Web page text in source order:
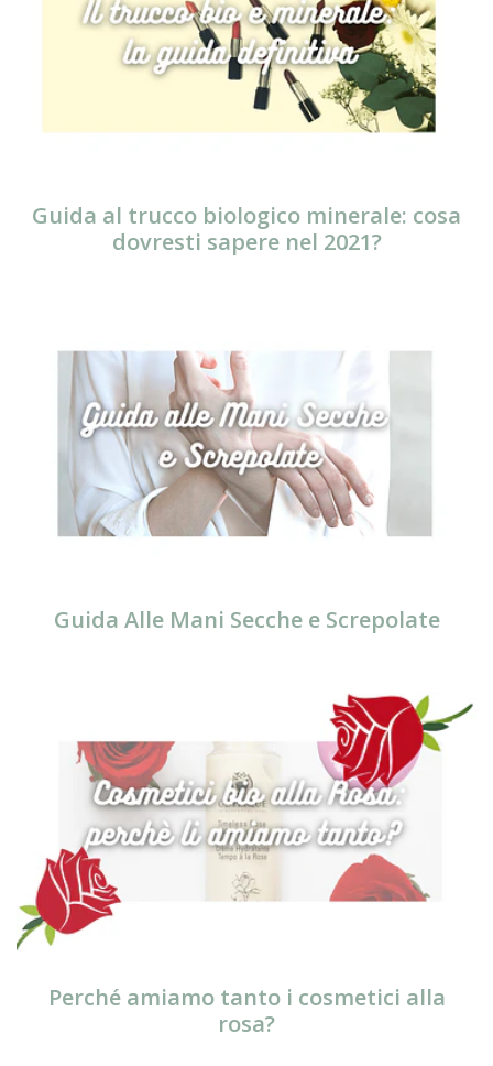
Guida al trucco biologico minerale: cosa
dovresti sapere nel 2021?
Guida Alle Mani Secche e Screpolate
Perché amiamo tanto i cosmetici alla
rosa?